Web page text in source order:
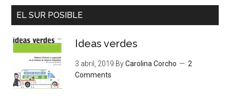
EL SUR POSIBLE
Ideas verdes
3 abril, 2019 ByCarolina Corcho
2
Comments